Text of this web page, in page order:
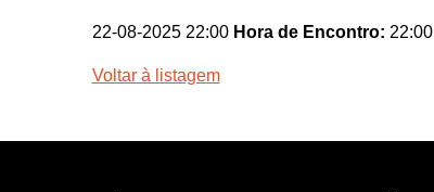
22-08-2025 22:00 Hora de Encontro: 22:00
Voltar à listagem